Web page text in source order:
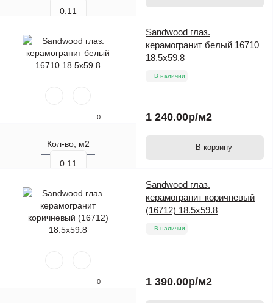
0
Кол-во, м2
Sandwood глаз.
керамогранит белый 16710
18.5x59.8
В наличии
1 240.00р/м2
В корзину
0
Sandwood глаз.
керамогранит коричневый
(16712) 18.5x59.8
В наличии
1 390.00р/м2